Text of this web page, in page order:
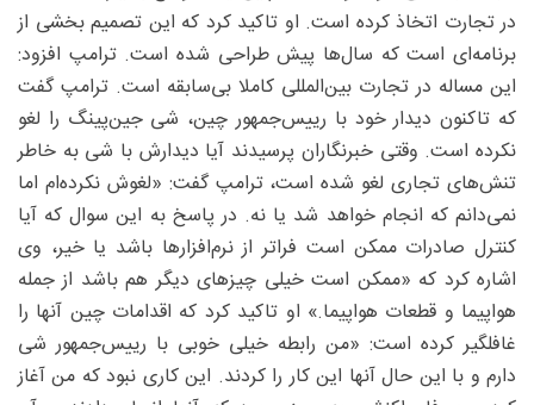
در تجارت اتخاذ کرده است. او تاکید کرد که این تصمیم بخشی از
برنامه‌ای است که سال‌ها پیش طراحی شده است. ترامپ افزود:
این مساله در تجارت بین‌المللی کاملا بی‌سابقه است. ترامپ گفت
که تاکنون دیدار خود با رییس‌جمهور چین، شی جین‌پینگ را لغو
نکرده است. وقتی خبرنگاران پرسیدند آیا دیدارش با شی به خاطر
تنش‌های تجاری لغو شده است، ترامپ گفت: «لغوش نکرده‌ام اما
نمی‌دانم که انجام خواهد شد یا نه. در پاسخ به این سوال که آیا
کنترل صادرات ممکن است فراتر از نرم‌افزارها باشد یا خیر، وی
اشاره کرد که «ممکن است خیلی چیزهای دیگر هم باشد از جمله
هواپیما و قطعات هواپیما.» او تاکید کرد که اقدامات چین آنها را
غافلگیر کرده است: «من رابطه خیلی خوبی با رییس‌جمهور شی
دارم و با این حال آنها این کار را کردند. این کاری نبود که من آغاز